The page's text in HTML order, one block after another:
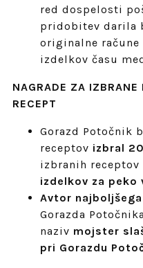
red dospelosti
pridobitev darila
originalne račune
izdelkov času
NAGRADE ZA IZBRANE
RECEPT
Gorazd Potočnik
receptov izbral
izbranih
izdelkov za peko
Avtor
Gorazda
naziv mojster
pri Gorazdu